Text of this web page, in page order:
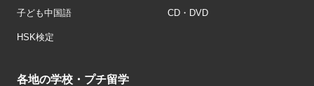
子ども中国語 CD・DVD
HSK検定
各地の学校・プチ留学